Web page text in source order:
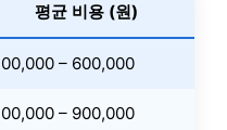
평균 비용 (원)
– 600,000
– 900,000